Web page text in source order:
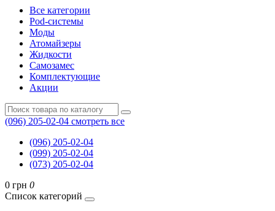
Все категории
Pod-системы
Моды
Атомайзеры
Жидкости
Самозамес
Комплектующие
Акции
(096) 205-02-04 смотреть все
(096) 205-02-04
(099) 205-02-04
(073) 205-02-04
0 грн 0
Список категорий